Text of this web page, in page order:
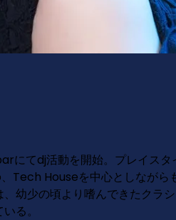
にてdj活動を開始。プレイス
Tech Houseを中心としながら
幼少の頃より嗜んできたクラ
る。